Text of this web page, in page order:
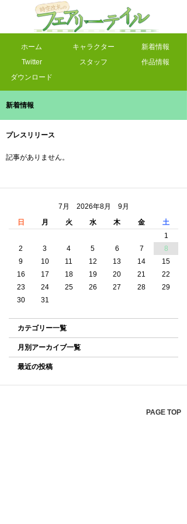
ホーム キャラクター
新着情報
Twitter
スタッフ
作品情報
ダウンロード
新着情報
プレスリリース
記事がありません。
7月 2026年8月 9月
日
月 火 水 木 金
土
1
2
3 4 5 6 7
8
9
10 11 12 13 14
15
16
17 18 19 20 21
22
23
24 25 26 27 28
29
30
31
カテゴリー一覧
月別アーカイブ一覧
最近の投稿
PAGE TOP